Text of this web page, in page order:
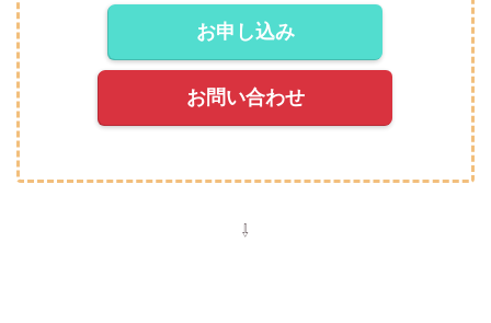
お申し込み
お問い合わせ
⇩